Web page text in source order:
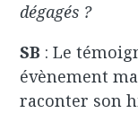
dégagés ?
SB : Le
évènement
raconter son